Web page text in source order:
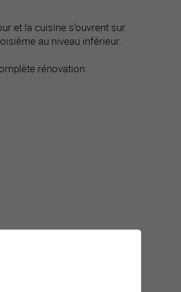
et la cuisine s’ouvrent sur
au niveau inférieur.
rénovation.